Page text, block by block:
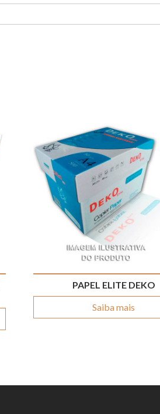
PAPEL ELITE DEKO
Saiba mais